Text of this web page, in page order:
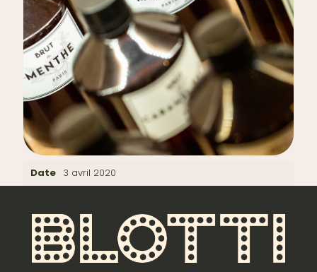
Date 3 avril 2020